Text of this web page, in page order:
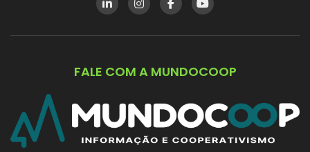
FALE COM A MUNDOCOOP